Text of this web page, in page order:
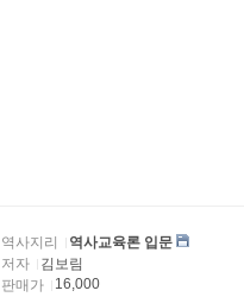
역사지리
역사교육론 입문
저자
김보림
판매가
16,000